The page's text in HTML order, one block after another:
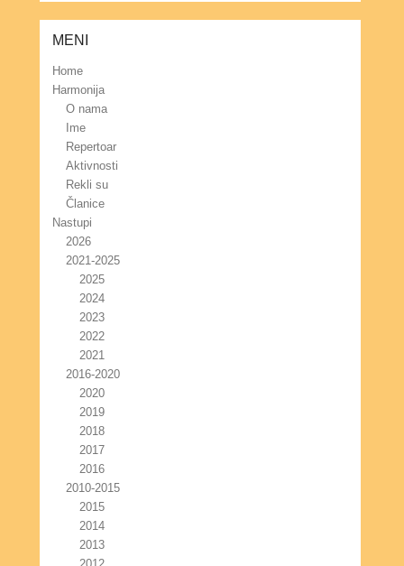
MENI
Home
Harmonija
O nama
Ime
Repertoar
Aktivnosti
Rekli su
Članice
Nastupi
2026
2021-2025
2025
2024
2023
2022
2021
2016-2020
2020
2019
2018
2017
2016
2010-2015
2015
2014
2013